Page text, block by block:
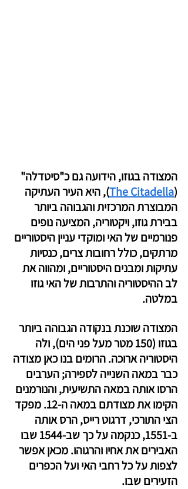
המצודה בגוזו, הידועה גם כ"סיטדלה"
(
The Citadella), היא העיר העתיקה
המבוצרת המרכזית והגבוהה ביותר
בבירת גוזו, ויקטוריה, המציעה נופים
פנורמיים של האי ומוקדי עניין היסטוריים
מרתקים, כולל רחובות צרים, כנסיות
עתיקות ומבנים היסטוריים, ומהווה את
לב ההיסטוריה והתרבות של האי גוזו
במלטה.
המצודה שוכנת בנקודה הגבוהה ביותר
בגוזו (150 מטר מעל פני הים), ולה
היסטוריה ארוכה. הרומים בנו כאן מצודה
כבר במאה השנייה לספירה; הערבים
הרסו אותה במאה התשיעית, והנורמנים
הקימו את מצודתם במאה ה-12. מפקד
הצי התורכי, דרגוט רייס, הרס אותה
ב-1551, כנקמה על כך שב-1544 שבו
האבירים את אחיו והרגוהו. מכאן אפשר
לצפות על כל רחבי האי ועל הכפרים
הזעירים שבו.